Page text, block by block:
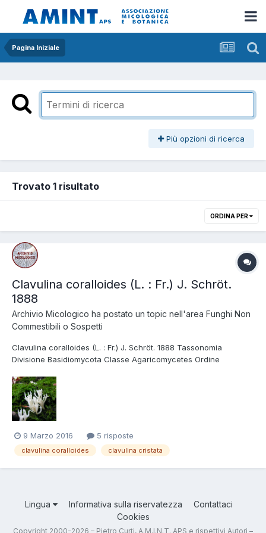
Pagina Iniziale
Più opzioni di ricerca
Trovato 1 risultato
ORDINA PER
Clavulina coralloides (L. : Fr.) J. Schröt.
1888
Archivio Micologico ha postato un topic nell'area Funghi Non
Commestibili o Sospetti
Clavulina coralloides (L. : Fr.) J. Schröt. 1888 Tassonomia
Divisione Basidiomycota Classe Agaricomycetes Ordine
Clavulina coralloides, dal tipico colore bianco candido (tranne
nelle sue forme parassitate), cresce in tutti...
9 Marzo 2016 5 risposte
clavulina coralloides clavulina cristata
Lingua Informativa sulla riservatezza
Contattaci
Cookies
Copyright 2000-2026 – Pietro Curti, A.M.I.N.T. APS e rispettivi Autori –